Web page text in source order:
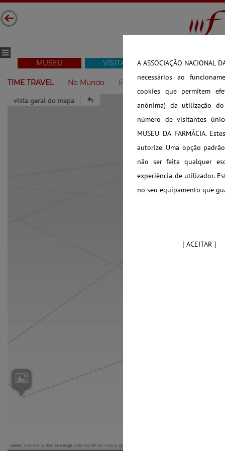
MUSEU VISITAR COLEÇÃO
A ASSOCIAÇÃO NACIONAL
necessários ao
cookies que permitem
anónima) da utilização do
número de visitantes
MUSEU DA FARMÁCIA.
autorize. Uma opção
não ser feita qualquer
experiência de utilizador.
no seu equipamento que
[ ACEITAR ]
TIME TRAVEL No Mundo Em Portugal
vista geral do mapa
Leaflet| Map tiles byStamen Design, underCC BY 3.0. Data byOpenStreetMap